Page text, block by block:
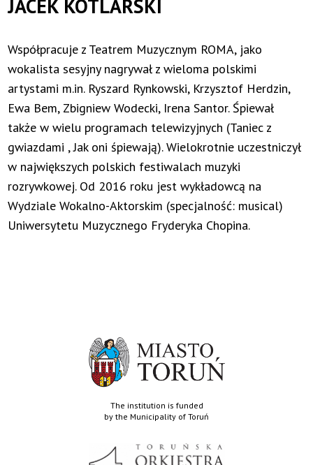
JACEK KOTLARSKI
Współpracuje z Teatrem Muzycznym ROMA, jako
wokalista sesyjny nagrywał z wieloma polskimi
artystami m.in. Ryszard Rynkowski, Krzysztof Herdzin,
Ewa Bem, Zbigniew Wodecki, Irena Santor. Śpiewał
także w wielu programach telewizyjnych (Taniec z
gwiazdami , Jak oni śpiewają). Wielokrotnie uczestniczył
w największych polskich festiwalach muzyki
rozrywkowej. Od 2016 roku jest wykładowcą na
Wydziale Wokalno-Aktorskim (specjalność: musical)
Uniwersytetu Muzycznego Fryderyka Chopina.
The institution is funded
by the Municipality of Toruń